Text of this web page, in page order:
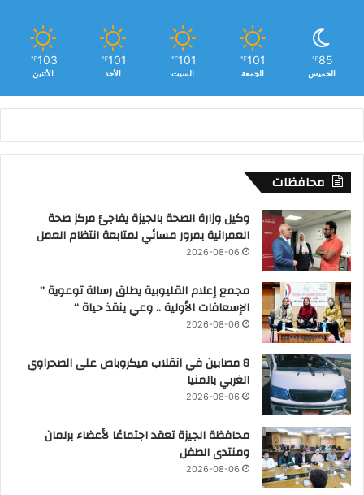
85
℉
الخميس
101
℉
الجمعة
101
℉
السبت
101
℉
الأحد
103
℉
الأثنين
محافظات
وكيل وزارة الصحة بالجيزة يفاجئ مركز صحة
العمرانية بمرور مسائي لمتابعة انتظام العمل
2026-08-06
مجمع إعلام القليوبية يطلق رسالة توعوية ”
الإسعافات الأولية .. وعي ينقذ حياة “
2026-08-06
8 مصابين في انقلاب ميكروباص على الصحراوي
الغربي بالمنيا
2026-08-06
محافظة الجيزة تعقد اجتماعًا لأعضاء برلمان
ومنتدى الطفل
2026-08-06